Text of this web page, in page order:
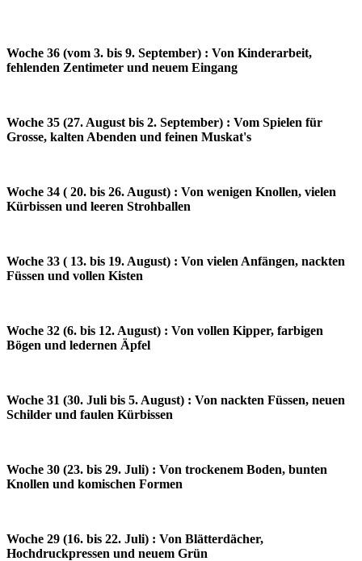
Woche 36 (vom 3. bis 9. September) : Von Kinderarbeit,
fehlenden Zentimeter und neuem Eingang
Woche 35 (27. August bis 2. September) : Vom Spielen für
Grosse, kalten Abenden und feinen Muskat's
Woche 34 ( 20. bis 26. August) : Von wenigen Knollen, vielen
Kürbissen und leeren Strohballen
Woche 33 ( 13. bis 19. August) : Von vielen Anfängen, nackten
Füssen und vollen Kisten
Woche 32 (6. bis 12. August) : Von vollen Kipper, farbigen
Bögen und ledernen Äpfel
Woche 31 (30. Juli bis 5. August) : Von nackten Füssen, neuen
Schilder und faulen Kürbissen
Woche 30 (23. bis 29. Juli) : Von trockenem Boden, bunten
Knollen und komischen Formen
Woche 29 (16. bis 22. Juli) : Von Blätterdächer,
Hochdruckpressen und neuem Grün